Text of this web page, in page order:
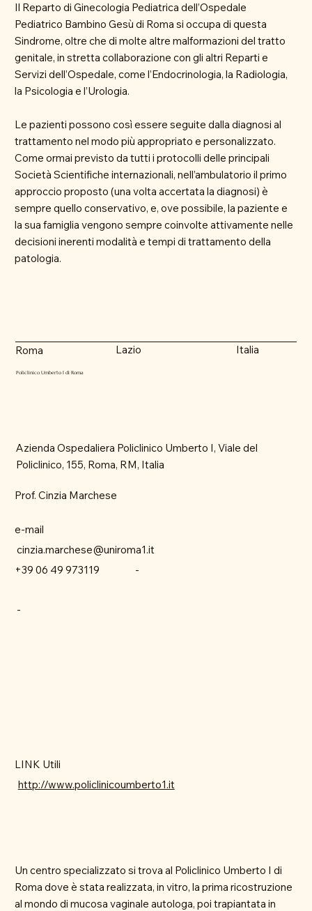
Il Reparto di Ginecologia Pediatrica dell’Ospedale
Pediatrico Bambino Gesù di Roma si occupa di questa
Sindrome, oltre che di molte altre malformazioni del tratto
genitale, in stretta collaborazione con gli altri Reparti e
Servizi dell’Ospedale, come l’Endocrinologia, la Radiologia,
la Psicologia e l’Urologia.
Le pazienti possono così essere seguite dalla diagnosi al
trattamento nel modo più appropriato e personalizzato.
Come ormai previsto da tutti i protocolli delle principali
Società Scientifiche internazionali, nell’ambulatorio il primo
approccio proposto (una volta accertata la diagnosi) è
sempre quello conservativo, e, ove possibile, la paziente e
la sua famiglia vengono sempre coinvolte attivamente nelle
decisioni inerenti modalità e tempi di trattamento della
patologia.
Policlinico Umberto I di Roma
Roma Lazio Italia
Azienda Ospedaliera Policlinico Umberto I, Viale del
Policlinico, 155, Roma, RM, Italia
-
cinzia.marchese@uniroma1.it
Prof. Cinzia Marchese
Un centro specializzato si trova al Policlinico Umberto I di
Roma dove è stata realizzata, in vitro, la prima ricostruzione
al mondo di mucosa vaginale autologa, poi trapiantata in
e-mail
+39 06 49 973119 -
LINK Utili
http://www.policlinicoumberto1.it